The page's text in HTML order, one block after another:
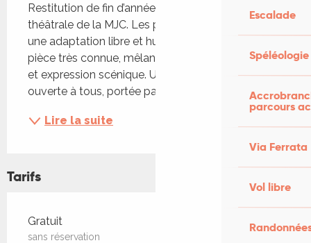
Escalade
Spéléologie
parcours
Via Ferrata
Vol libre
Restitution de fin d’année du groupe de création
théâtrale de la MJC. Les participants présentent
une adaptation libre et humoristique inspirée d’une
pièce très connue, mêlant jeu collectif, créativité
et expression scénique. Une soirée conviviale
ouverte à tous, portée par un travail amateur...
Lire la suite
Tarifs
Tarifs 2026
Gratuit
sans réservation